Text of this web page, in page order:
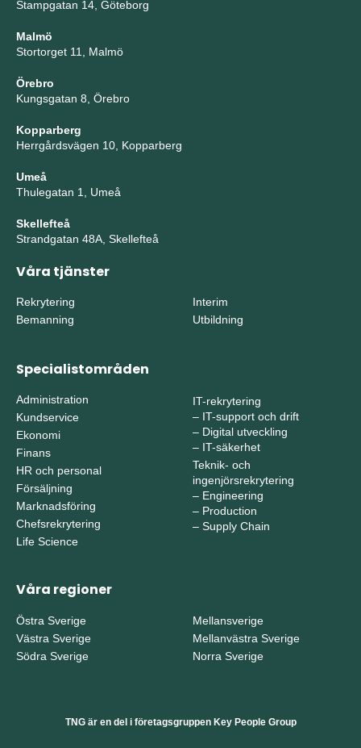
Stampgatan 14, Göteborg
Malmö
Stortorget 11, Malmö
Örebro
Kungsgatan 8, Örebro
Kopparberg
Herrgårdsvägen 10, Kopparberg
Umeå
Thulegatan 1, Umeå
Skellefteå
Strandgatan 48A, Skellefteå
Våra tjänster
Rekrytering
Bemanning
Interim
Utbildning
Specialistområden
Administration
Kundservice
Ekonomi
Finans
HR och personal
Försäljning
Marknadsföring
Chefsrekrytering
Life Science
IT-rekrytering
– IT-support och drift
– Digital utveckling
– IT-säkerhet
Teknik- och
ingenjörsrekrytering
– Engineering
– Production
– Supply Chain
Våra regioner
Östra Sverige
Västra Sverige
Södra Sverige
Mellansverige
Mellanvästra Sverige
Norra Sverige
TNG är en del i företagsgruppen Key People Group